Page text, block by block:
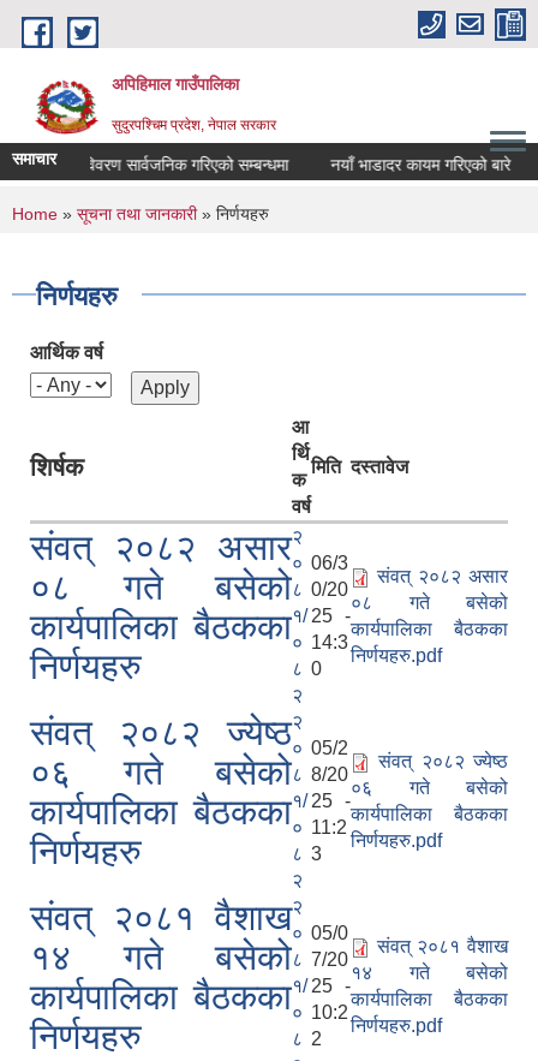
Skip to main content
अपिहिमाल गाउँपालिका
सुदुरपश्चिम प्रदेश, नेपाल सरकार
समाचारखर्च विवरण सार्वजनिक गरिएको सम्बन्धमा नयाँ भाडादर कायम गरिएको बारे
You are here
Home » सूचना तथा जानकारी» निर्णयहरु
निर्णयहरु
आर्थिक वर्ष
शिर्षक
आ
र्थि
क
वर्ष
मिति दस्तावेज
संवत् २०८२ असार
०८ गते बसेको
कार्यपालिका बैठकका
निर्णयहरु
२
०
८
१/
०
८
२
06/3
0/20
25 -
14:3
0
संवत् २०८२ असार
०८ गते बसेको
कार्यपालिका बैठकका
निर्णयहरु.pdf
संवत् २०८२ ज्येष्ठ
०६ गते बसेको
कार्यपालिका बैठकका
निर्णयहरु
२
०
८
१/
०
८
२
05/2
8/20
25 -
11:2
3
संवत् २०८२ ज्येष्ठ
०६ गते बसेको
कार्यपालिका बैठकका
निर्णयहरु.pdf
संवत् २०८१ वैशाख
१४ गते बसेको
कार्यपालिका बैठकका
निर्णयहरु
२
०
८
१/
०
८
05/0
7/20
25 -
10:2
2
संवत् २०८१ वैशाख
१४ गते बसेको
कार्यपालिका बैठकका
निर्णयहरु.pdf